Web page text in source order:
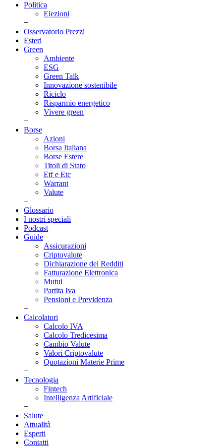
Politica
Elezioni
+
Osservatorio Prezzi
Esteri
Green
Ambiente
ESG
Green Talk
Innovazione sostenibile
Riciclo
Risparmio energetico
Vivere green
+
Borse
Azioni
Borsa Italiana
Borse Estere
Titoli di Stato
Etf e Etc
Warrant
Valute
+
Glossario
I nostri speciali
Podcast
Guide
Assicurazioni
Criptovalute
Dichiarazione dei Redditi
Fatturazione Elettronica
Mutui
Partita Iva
Pensioni e Previdenza
+
Calcolatori
Calcolo IVA
Calcolo Tredicesima
Cambio Valute
Valori Criptovalute
Quotazioni Materie Prime
+
Tecnologia
Fintech
Intelligenza Artificiale
+
Salute
Attualità
Esperti
Contatti